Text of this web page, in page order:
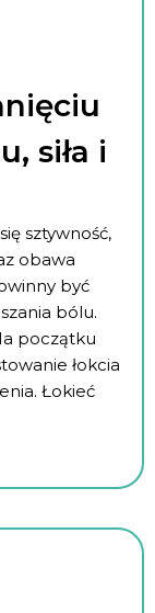
siła i
sztywność,
obawa
być
bólu.
początku
łokcia
Łokieć